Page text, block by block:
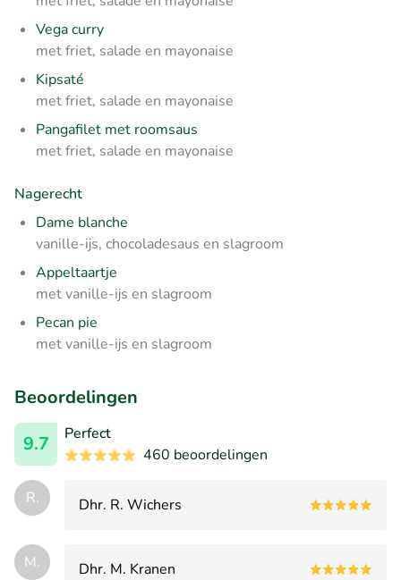
Vega curry
met friet, salade en mayonaise
Kipsaté
met friet, salade en mayonaise
Pangafilet met roomsaus
met friet, salade en mayonaise
Nagerecht
Dame blanche
vanille-ijs, chocoladesaus en slagroom
Appeltaartje
met vanille-ijs en slagroom
Pecan pie
met vanille-ijs en slagroom
Beoordelingen
9.7
Perfect
460 beoordelingen
R. Dhr. R. Wichers
M. Dhr. M. Kranen